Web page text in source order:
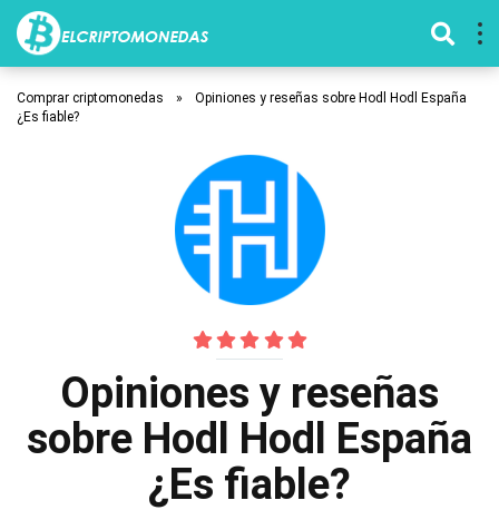
Comprar criptomonedas »
Opiniones y reseñas sobre Hodl Hodl España
¿Es fiable?
Opiniones y reseñas
sobre Hodl Hodl España
¿Es fiable?